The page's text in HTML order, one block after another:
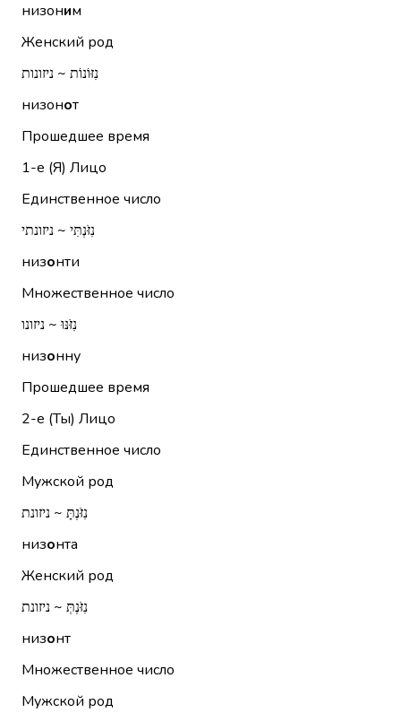
низоним
Женский род
נִזּוֹנוֹת ~ ניזונות
низонот
Прошедшее время
1-е (Я) Лицо
Единственное число
נִזֹּנְתִּי ~ ניזונתי
низонти
Множественное число
נִזֹּנּוּ ~ ניזונו
низонну
Прошедшее время
2-е (Ты) Лицо
Единственное число
Мужской род
נִזֹּנְתָּ ~ ניזונת
низонта
Женский род
נִזֹּנְתְּ ~ ניזונת
низонт
Множественное число
Мужской род